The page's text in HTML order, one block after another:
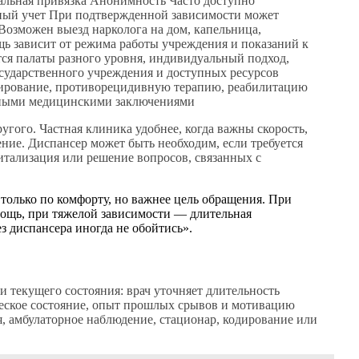
учет При подтвержденной зависимости может
выезд нарколога на дом, капельница,
зависит от режима работы учреждения и показаний к
палаты разного уровня, индивидуальный подход,
учреждения и доступных ресурсов
противорецидивную терапию, реабилитацию
медицинскими заключениями
Частная клиника удобнее, когда важны скорость,
Диспансер может быть необходим, если требуется
или решение вопросов, связанных с
по комфорту, но важнее цель обращения. При
при тяжелой зависимости — длительная
иногда не обойтись».
состояния: врач уточняет длительность
состояние, опыт прошлых срывов и мотивацию
амбулаторное наблюдение, стационар, кодирование или